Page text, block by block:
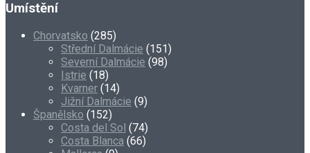
Umístění
Chorvatsko (285)
Střední Dalmácie (151)
Severní Dalmácie (98)
Istrie (18)
Kvarner (14)
Jižní Dalmácie (9)
Španělsko (152)
Costa del Sol (74)
Costa Blanca (66)